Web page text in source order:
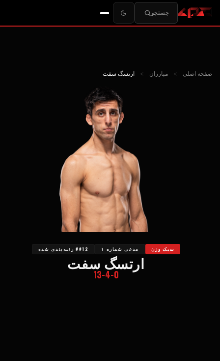
جستجو
صفحه اصلی > مبارزان > ارتسگ سفت
سبک وزن مدعی شماره ۱ ##12 رتبه‌بندی شده
ارتسگ سفت
13-4-0